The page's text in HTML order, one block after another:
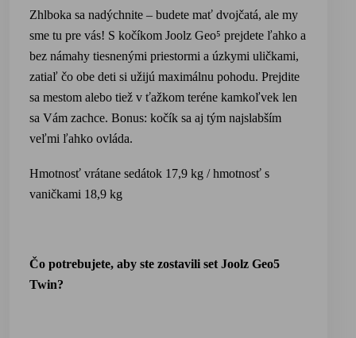
Zhlboka sa nadýchnite – budete mať dvojčatá, ale my
sme tu pre vás! S kočíkom Joolz Geo⁵ prejdete ľahko a
bez námahy tiesnenými priestormi a úzkymi uličkami,
zatiaľ čo obe deti si užijú maximálnu pohodu. Prejdite
sa mestom alebo tiež v ťažkom teréne kamkoľvek len
sa Vám zachce. Bonus: kočík sa aj tým najslabším
veľmi ľahko ovláda.
Hmotnosť vrátane sedátok 17,9 kg / hmotnosť s
vaničkami 18,9 kg
Čo potrebujete, aby ste zostavili set Joolz Geo5
Twin?